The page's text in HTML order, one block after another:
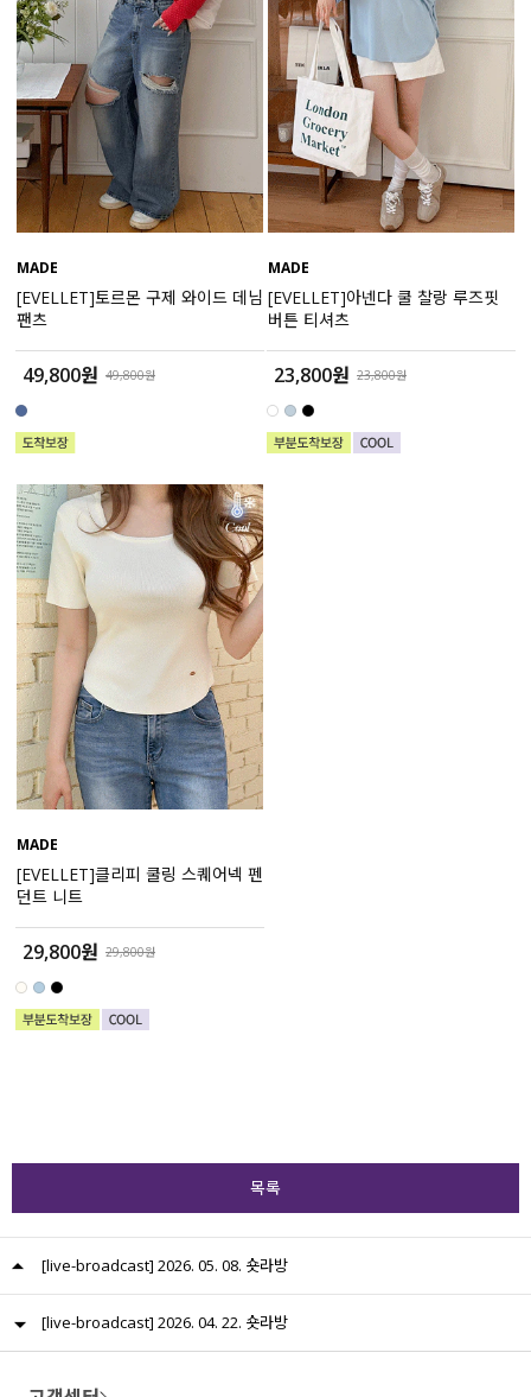
MADE
[EVELLET]토르몬 구제 와이드 데님
팬츠
49,800원 49,800원
MADE
[EVELLET]아넨다 쿨 찰랑 루즈핏
버튼 티셔츠
23,800원 23,800원
MADE
[EVELLET]클리피 쿨링 스퀘어넥 펜
던트 니트
29,800원 29,800원
목록
[live-broadcast] 2026. 05. 08. 숏라방
[live-broadcast] 2026. 04. 22. 숏라방